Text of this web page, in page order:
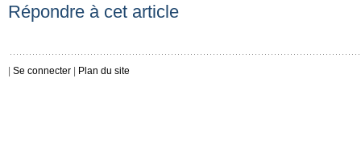
Répondre à cet article
Se connecter Plan du site